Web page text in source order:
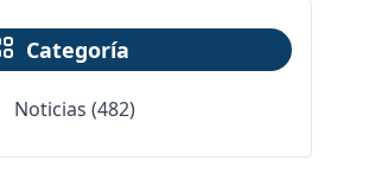
Categoría
Noticias (482)